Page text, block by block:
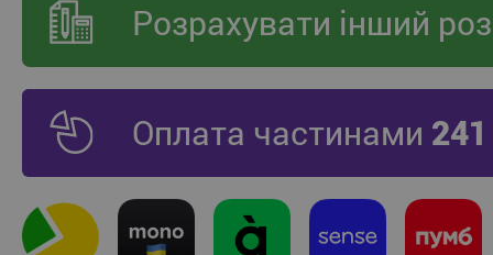
Розрахувати інший
Оплата частинами